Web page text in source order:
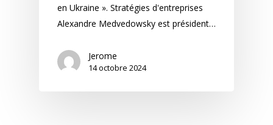
en Ukraine ». Stratégies d'entreprises
Alexandre Medvedowsky est président…
Jerome
14 octobre 2024